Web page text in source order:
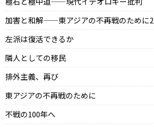
加害と和解——東アジアの不再戦のために2
左派は復活できるか
隣人としての移民
排外主義、再び
東アジアの不再戦のために
不戦の100年へ